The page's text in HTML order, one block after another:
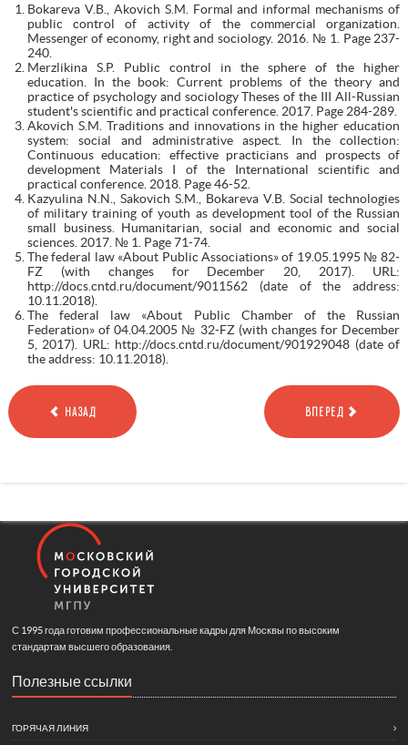
Bokareva V.B., Akovich S.M. Formal and informal mechanisms of
public control of activity of the commercial organization.
Messenger of economy, right and sociology. 2016. № 1. Page 237-
240.
Merzlikina S.P. Public control in the sphere of the higher
education. In the book: Current problems of the theory and
practice of psychology and sociology Theses of the III All-Russian
student's scientific and practical conference. 2017. Page 284-289.
Akovich S.M. Traditions and innovations in the higher education
system: social and administrative aspect. In the collection:
Continuous education: effective practicians and prospects of
development Materials I of the International scientific and
practical conference. 2018. Page 46-52.
Kazyulina N.N., Sakovich S.M., Bokareva V.B. Social technologies
of military training of youth as development tool of the Russian
small business. Humanitarian, social and economic and social
sciences. 2017. № 1. Page 71-74.
The federal law «About Public Associations» of 19.05.1995 № 82-
FZ (with changes for December 20, 2017). URL:
http://docs.cntd.ru/document/9011562 (date of the address:
10.11.2018).
The federal law «About Public Chamber of the Russian
Federation» of 04.04.2005 № 32-FZ (with changes for December
5, 2017). URL: http://docs.cntd.ru/document/901929048 (date of
the address: 10.11.2018).
НАЗАД ВПЕРЕД
С 1995 года готовим профессиональные кадры для Москвы по высоким
стандартам высшего образования.
Полезные ссылки
ГОРЯЧАЯ ЛИНИЯ